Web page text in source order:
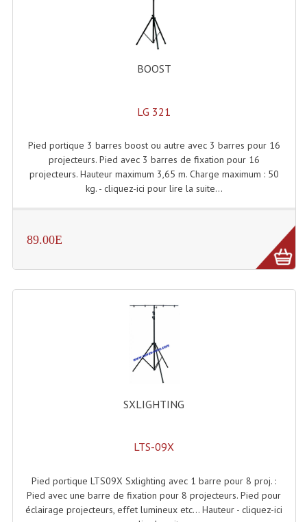
Micros De Studio
Microphones De Surface
Portes Voix Mégaphones
Pupitre Pour Discours
Tables De Mixage DJ
Controleurs DJ USB / MP3
Consoles Sono Et Studio
Consoles Numériques
Consoles Amplifiées
Changeurs De Couleurs
Déco Light
BOOST
LG 321
Pied portique 3 barres boost ou autre avec 3 barres pour 16
projecteurs. Pied avec 3 barres de fixation pour 16
projecteurs. Hauteur maximum 3,65 m. Charge maximum : 50
kg. - cliquez-ici pour lire la suite...
89.00E
SXLIGHTING
LTS-09X
Pied portique LTS09X Sxlighting avec 1 barre pour 8 proj. :
Pied avec une barre de fixation pour 8 projecteurs. Pied pour
éclairage projecteurs, effet lumineux etc... Hauteur - cliquez-ici